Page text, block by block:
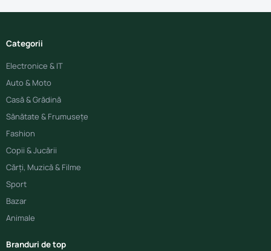
Categorii
Electronice & IT
Auto & Moto
Casă & Grădină
Sănătate & Frumusețe
Fashion
Copii & Jucării
Cărți, Muzică & Filme
Sport
Bazar
Animale
Branduri de top